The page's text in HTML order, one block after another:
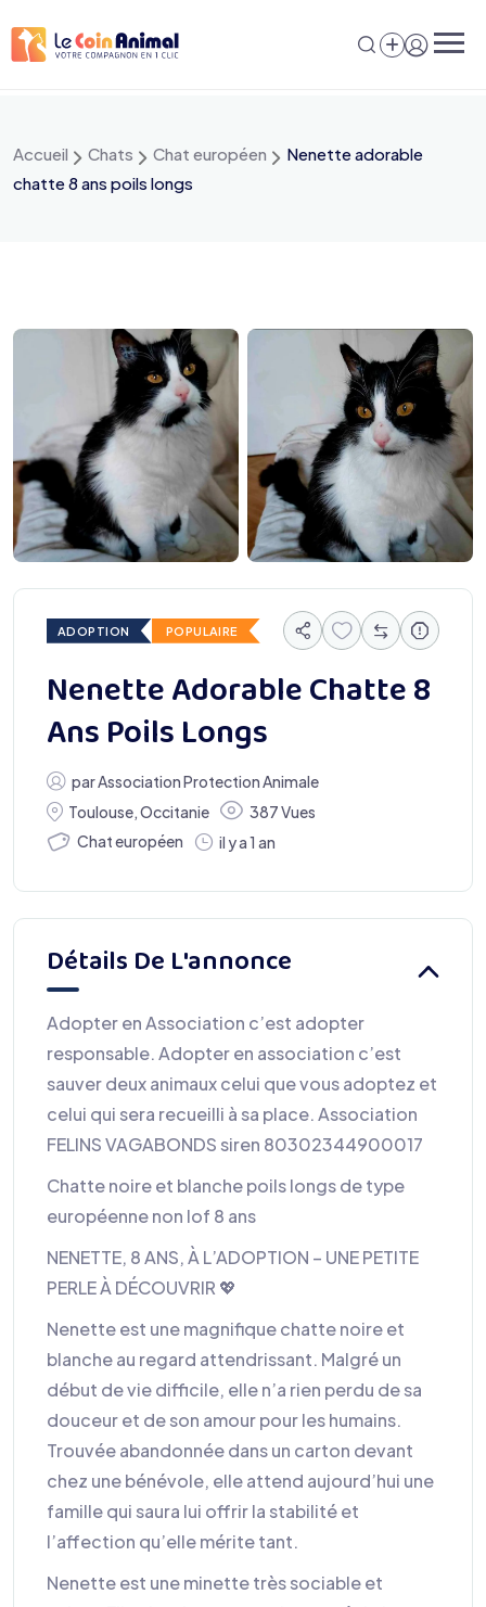
au
Accueil Chats Chat européen
Nenette adorable
chatte 8 ans poils longs
ADOPTION POPULAIRE
Nenette Adorable Chatte 8
Ans Poils Longs
parAssociation Protection Animale
Toulouse,Occitanie
387 Vues
Chat européen
il y a 1 an
Détails De L'annonce
Adopter en Association c’est adopter
responsable. Adopter en association c’est
sauver deux animaux celui que vous adoptez et
celui qui sera recueilli à sa place. Association
FELINS VAGABONDS siren 80302344900017
Chatte noire et blanche poils longs de type
européenne non lof 8 ans
NENETTE, 8 ANS, À L’ADOPTION – UNE PETITE
PERLE À DÉCOUVRIR 💖
Nenette est une magnifique chatte noire et
blanche au regard attendrissant. Malgré un
début de vie difficile, elle n’a rien perdu de sa
douceur et de son amour pour les humains.
Trouvée abandonnée dans un carton devant
chez une bénévole, elle attend aujourd’hui une
famille qui saura lui offrir la stabilité et
l’affection qu’elle mérite tant.
Nenette est une minette très sociable et